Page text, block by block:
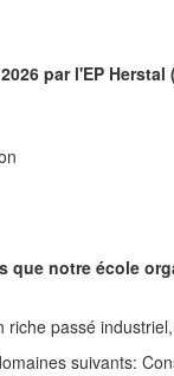
par l'EP
que notre école
passé
suivants: